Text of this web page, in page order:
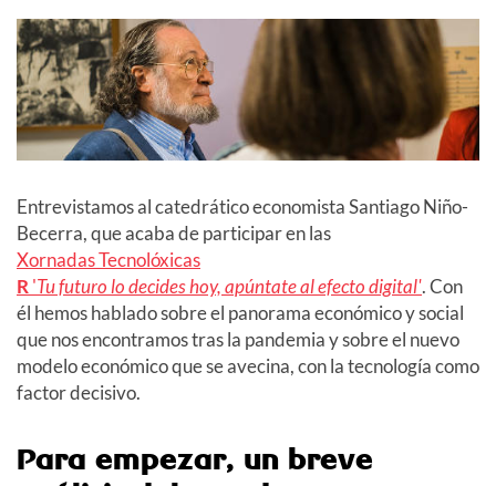
Entrevistamos al catedrático economista Santiago Niño-
Becerra, que acaba de participar en las
Xornadas Tecnolóxicas
R 'Tu futuro lo decides hoy, apúntate al efecto digital'. Con
él hemos hablado sobre el panorama económico y social
que nos encontramos tras la pandemia y sobre el nuevo
modelo económico que se avecina, con la tecnología como
factor decisivo.
Para empezar, un breve